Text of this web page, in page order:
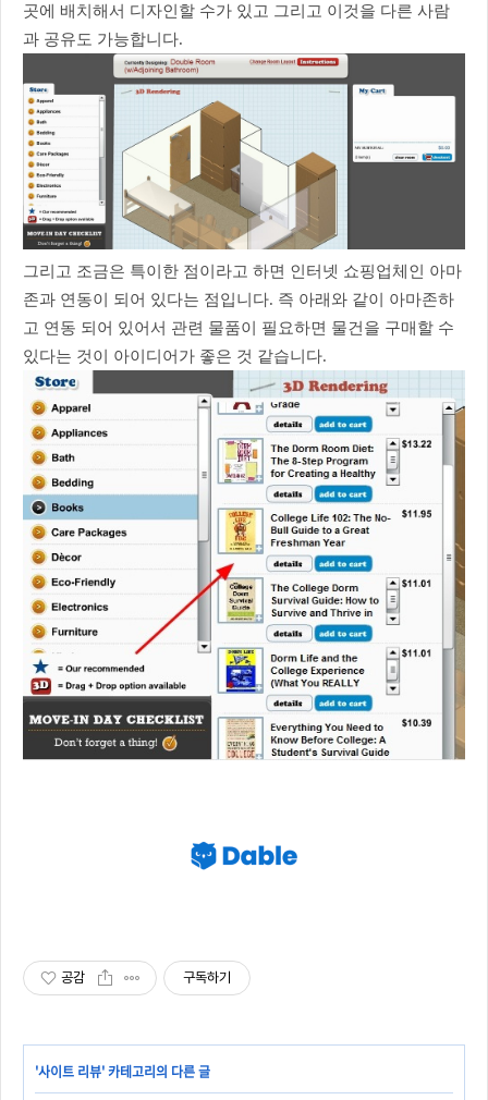
곳에 배치해서 디자인할 수가 있고 그리고 이것을 다른 사람
과 공유도 가능합니다.
그리고 조금은 특이한 점이라고 하면 인터넷 쇼핑업체인 아마
존과 연동이 되어 있다는 점입니다. 즉 아래와 같이 아마존하
고 연동 되어 있어서 관련 물품이 필요하면 물건을 구매할 수
있다는 것이 아이디어가 좋은 것 같습니다.
공감 구독하기
'사이트 리뷰' 카테고리의 다른 글